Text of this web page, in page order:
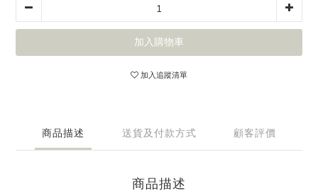
加入購物車
加入追蹤清單
商品描述 送貨及付款方式 顧客評價
商品描述